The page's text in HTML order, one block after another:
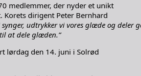
medlemmer, der nyder et unikt
dirigent Peter Bernhard
udtrykker vi vores glæde og
at dele glæden.”
lørdag den 14. juni i Solrød